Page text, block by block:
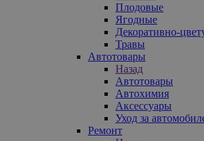
Плодовые
Ягодные
Декоративно-
Травы
Автотовары
Назад
Автотовары
Автохимия
Аксессуары
Уход за
Ремонт